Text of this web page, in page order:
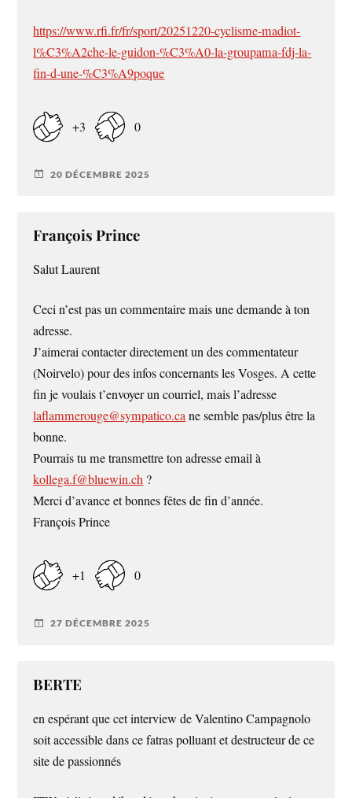
https://www.rfi.fr/fr/sport/20251220-cyclisme-madiot-
l%C3%A2che-le-guidon-%C3%A0-la-groupama-fdj-la-
fin-d-une-%C3%A9poque
+3 0
20 DÉCEMBRE 2025
François Prince
Salut Laurent
Ceci n’est pas un commentaire mais une demande à ton
adresse.
J’aimerai contacter directement un des commentateur
(Noirvelo) pour des infos concernants les Vosges. A cette
fin je voulais t’envoyer un courriel, mais l’adresse
laflammerouge@sympatico.cane semble pas/plus être la
bonne.
Pourrais tu me transmettre ton adresse email à
kollega.f@bluewin.ch ?
Merci d’avance et bonnes fêtes de fin d’année.
François Prince
+1 0
27 DÉCEMBRE 2025
BERTE
en espérant que cet interview de Valentino Campagnolo
soit accessible dans ce fatras polluant et destructeur de ce
site de passionnés